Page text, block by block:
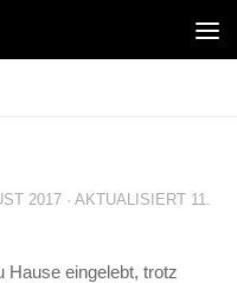
2017 · AKTUALISIERT 11.
Hause eingelebt, trotz